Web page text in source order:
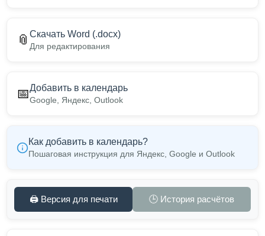
📎 Скачать Word (.docx)
Для редактирования
📅Добавить в календарь
Google, Яндекс, Outlook
Как добавить в календарь?
Пошаговая инструкция для Яндекс, Google и Outlook
🖨️ Версия для печати 🕒 История расчётов